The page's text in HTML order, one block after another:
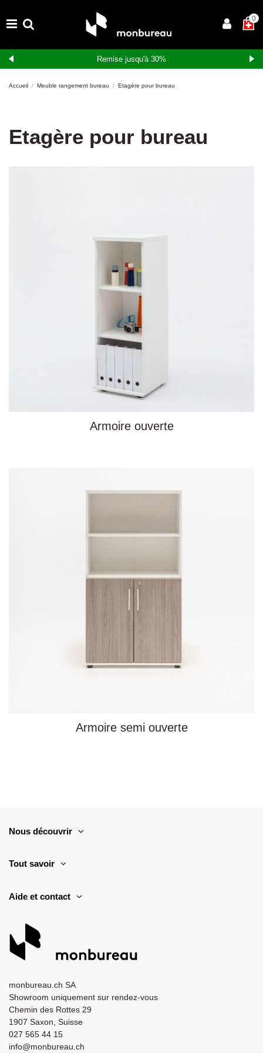
0
Remise jusqu'à 30%
Accueil Meuble rangement bureau Etagère pour bureau
Etagère pour bureau
Armoire ouverte
Armoire semi ouverte
Nous découvrir
Tout savoir
Aide et contact
monbureau.ch SA
Showroom uniquement sur rendez-vous
Chemin des Rottes 29
1907 Saxon, Suisse
027 565 44 15
info@monbureau.ch